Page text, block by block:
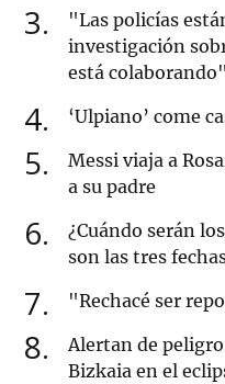
3
"Las policías
investigación
está colaborando"
4 ‘Ulpiano’ come
5
Messi viaja a
a su padre
6
¿Cuándo serán
son las tres
7 "Rechacé ser
8
Alertan de
Bizkaia en el